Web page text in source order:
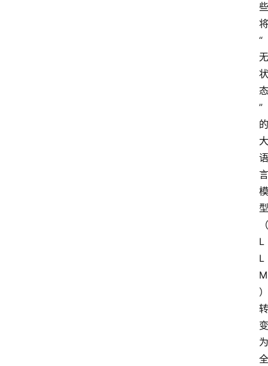
些
将
“
无
状
态
”
的
大
语
言
模
型
（
L
L
M
）
转
变
为
全